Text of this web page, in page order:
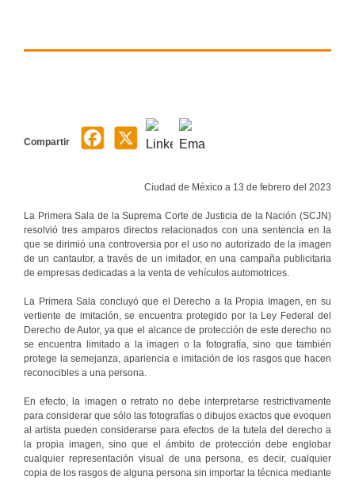
Compartir
Ciudad de México a 13 de febrero del 2023
La Primera Sala de la Suprema Corte de Justicia de la Nación (SCJN)
resolvió tres amparos directos relacionados con una sentencia en la
que se dirimió una controversia por el uso no autorizado de la imagen
de un cantautor, a través de un imitador, en una campaña publicitaria
de empresas dedicadas a la venta de vehículos automotrices.
La Primera Sala concluyó que el Derecho a la Propia Imagen, en su
vertiente de imitación, se encuentra protegido por la Ley Federal del
Derecho de Autor, ya que el alcance de protección de este derecho no
se encuentra limitado a la imagen o la fotografía, sino que también
protege la semejanza, apariencia e imitación de los rasgos que hacen
reconocibles a una persona.
En efecto, la imagen o retrato no debe interpretarse restrictivamente
para considerar que sólo las fotografías o dibujos exactos que evoquen
al artista pueden considerarse para efectos de la tutela del derecho a
la propia imagen, sino que el ámbito de protección debe englobar
cualquier representación visual de una persona, es decir, cualquier
copia de los rasgos de alguna persona sin importar la técnica mediante